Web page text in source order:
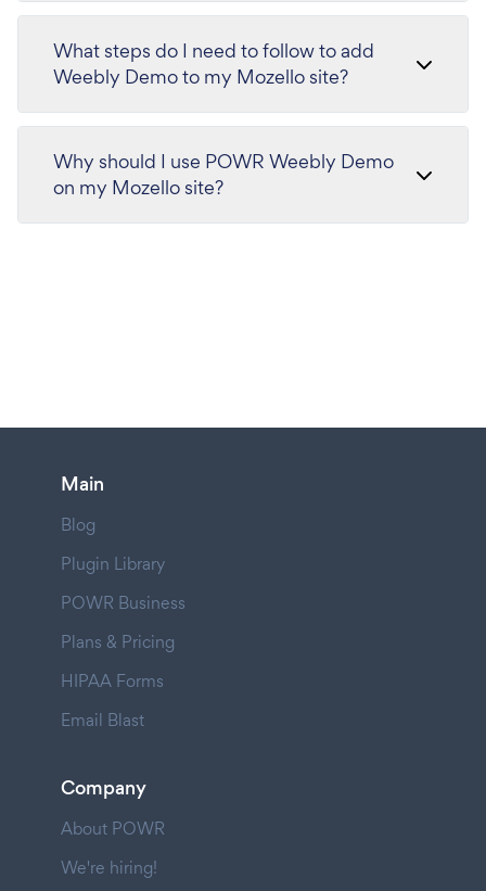
What steps do I need to follow to add
Weebly Demo to my Mozello site?
Why should I use POWR Weebly Demo
on my Mozello site?
Main
Blog
Plugin Library
POWR Business
Plans & Pricing
HIPAA Forms
Email Blast
Company
About POWR
We're hiring!